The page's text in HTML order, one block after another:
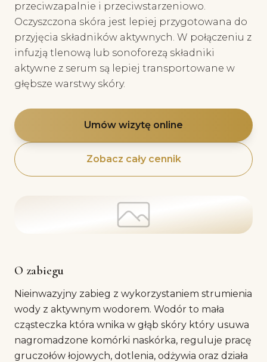
przeciwzapalnie i przeciwstarzeniowo.
Oczyszczona skóra jest lepiej przygotowana do
przyjęcia składników aktywnych. W połączeniu z
infuzją tlenową lub sonoforezą składniki
aktywne z serum są lepiej transportowane w
głębsze warstwy skóry.
Umów wizytę online
Zobacz cały cennik
O zabiegu
Nieinwazyjny zabieg z wykorzystaniem strumienia
wody z aktywnym wodorem. Wodór to mała
cząsteczka która wnika w głąb skóry który usuwa
nagromadzone komórki naskórka, reguluje pracę
gruczołów łojowych, dotlenia, odżywia oraz działa